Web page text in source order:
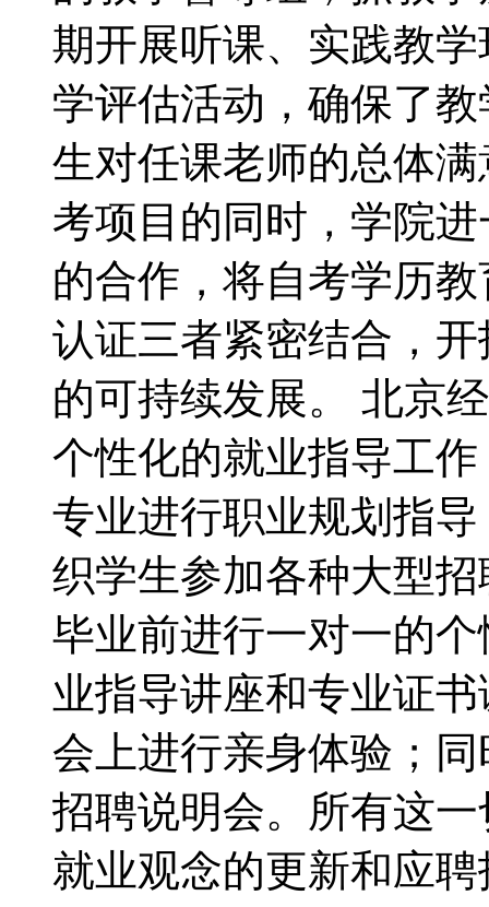
期开展听课、实践教
学评估活动，确保了
生对任课老师的总体
考项目的同时，学院
的合作，将自考学历
认证三者紧密结合，
的可持续发展。 北京
个性化的就业指导工
专业进行职业规划指
织学生参加各种大型
毕业前进行一对一的
业指导讲座和专业证
会上进行亲身体验；
招聘说明会。所有这
就业观念的更新和应